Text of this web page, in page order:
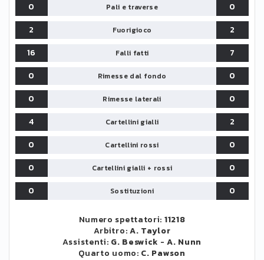
0 Pali e traverse
0
2
Fuorigioco
2
16
Falli fatti
7
0
Rimesse dal fondo
0
0
Rimesse laterali
0
4
Cartellini gialli
2
0
Cartellini rossi
0
0
Cartellini gialli + rossi
0
0
Sostituzioni 0
Numero spettatori: 11218
Arbitro:A. Taylor
Assistenti: G. Beswick -A. Nunn
Quarto uomo: C. Pawson